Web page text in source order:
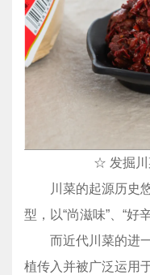
☆ 发掘川
川菜的起源历史
型，以“尚滋味”、“好
而近代川菜的进
植传入并被广泛运用